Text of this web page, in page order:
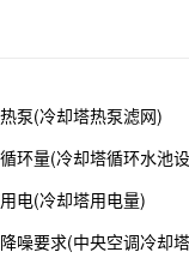
泵(冷却塔热泵滤网)
环量(冷却塔循环水池
电(冷却塔用电量)
噪要求(中央空调冷却